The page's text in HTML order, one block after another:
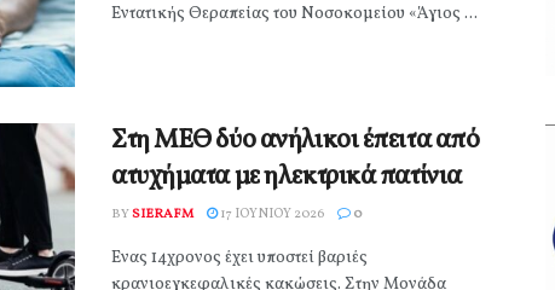
Εντατικής Θεραπείας του Νοσοκομείου «Άγιος ...
Στη ΜΕΘ δύο ανήλικοι έπειτα από
ατυχήματα με ηλεκτρικά πατίνια
BYSIERAFM 17 ΙΟΥΝΊΟΥ 2026 0
Ένας 14χρονος έχει υποστεί βαριές
κρανιοεγκεφαλικές κακώσεις. Στην Μονάδα